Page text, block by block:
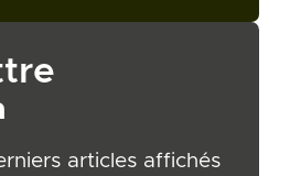
articles affichés